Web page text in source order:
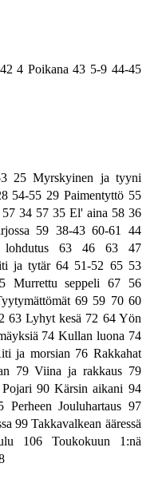
4 Poikana 43 5-9 44-45
25 Myrskyinen ja tyyni
54-55 29 Paimentyttö 55
34 57 35 El' aina 58 36
59 38-43 60-61 44
lohdutus 63 46 63 47
ja tytär 64 51-52 65 53
Murrettu seppeli 67 56
69 59 70 60
63 Lyhyt kesä 72 64 Yön
74 Kullan luona 74
ja morsian 76 Rakkahat
79 Viina ja rakkaus 79
90 Kärsin aikani 94
Jouluhartaus 97
99 Takkavalkean ääressä
106 Toukokuun 1:nä